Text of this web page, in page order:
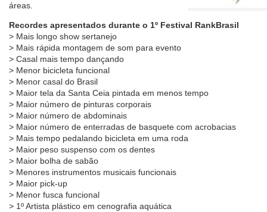
áreas.
Recordes apresentados durante o 1º Festival RankBrasil
> Mais longo show sertanejo
> Mais rápida montagem de som para evento
> Casal mais tempo dançando
> Menor bicicleta funcional
> Menor casal do Brasil
> Maior tela da Santa Ceia pintada em menos tempo
> Maior número de pinturas corporais
> Maior número de abdominais
> Maior número de enterradas de basquete com acrobacias
> Mais tempo pedalando bicicleta em uma roda
> Maior peso suspenso com os dentes
> Maior bolha de sabão
> Menores instrumentos musicais funcionais
> Maior pick-up
> Menor fusca funcional
> 1º Artista plástico em cenografia aquática